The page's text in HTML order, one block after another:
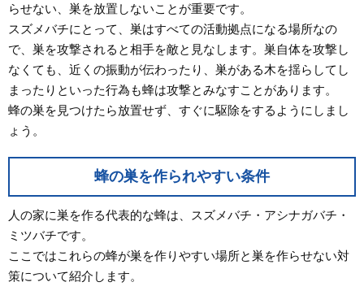
らせない、巣を放置しないことが重要です。
スズメバチにとって、巣はすべての活動拠点になる場所なの
で、巣を攻撃されると相手を敵と見なします。巣自体を攻撃し
なくても、近くの振動が伝わったり、巣がある木を揺らしてし
まったりといった行為も蜂は攻撃とみなすことがあります。
蜂の巣を見つけたら放置せず、すぐに駆除をするようにしまし
ょう。
蜂の巣を作られやすい条件
人の家に巣を作る代表的な蜂は、スズメバチ・アシナガバチ・
ミツバチです。
ここではこれらの蜂が巣を作りやすい場所と巣を作らせない対
策について紹介します。